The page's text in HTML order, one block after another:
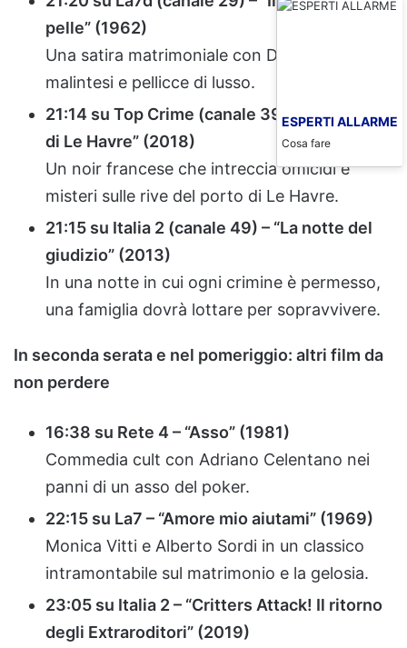
pelle” (1962)
Una satira matrimoniale con Doris Day, tra
malintesi e pellicce di lusso.
21:14 su Top Crime (canale 39) – “I fantasmi
di Le Havre” (2018)
Un noir francese che intreccia omicidi e
misteri sulle rive del porto di Le Havre.
21:15 su Italia 2 (canale 49) – “La notte del
giudizio” (2013)
In una notte in cui ogni crimine è permesso,
una famiglia dovrà lottare per sopravvivere.
In seconda serata e nel pomeriggio: altri film da
non perdere
16:38 su Rete 4 – “Asso” (1981)
Commedia cult con Adriano Celentano nei
panni di un asso del poker.
22:15 su La7 – “Amore mio aiutami” (1969)
Monica Vitti e Alberto Sordi in un classico
intramontabile sul matrimonio e la gelosia.
23:05 su Italia 2 – “Critters Attack! Il ritorno
degli Extraroditori” (2019)
ESPERTI ALLARME
Cosa fare